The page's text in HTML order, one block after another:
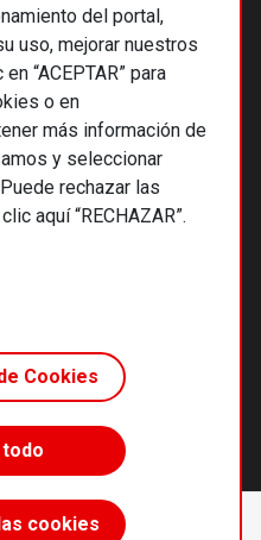
del portal,
uso, mejorar nuestros
“ACEPTAR” para
o en
más información de
y seleccionar
rechazar las
aquí “RECHAZAR”.
Cookies
cookies
SCCL
de uso
cookies